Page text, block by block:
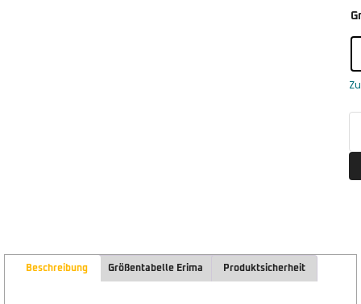
Beschreibung Größentabelle Erima Produktsicherheit